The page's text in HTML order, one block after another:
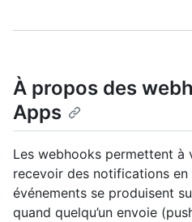
À propos des
Apps
Les webhooks permettent
recevoir des notifications
événements se produisent
quand quelqu’un envoie